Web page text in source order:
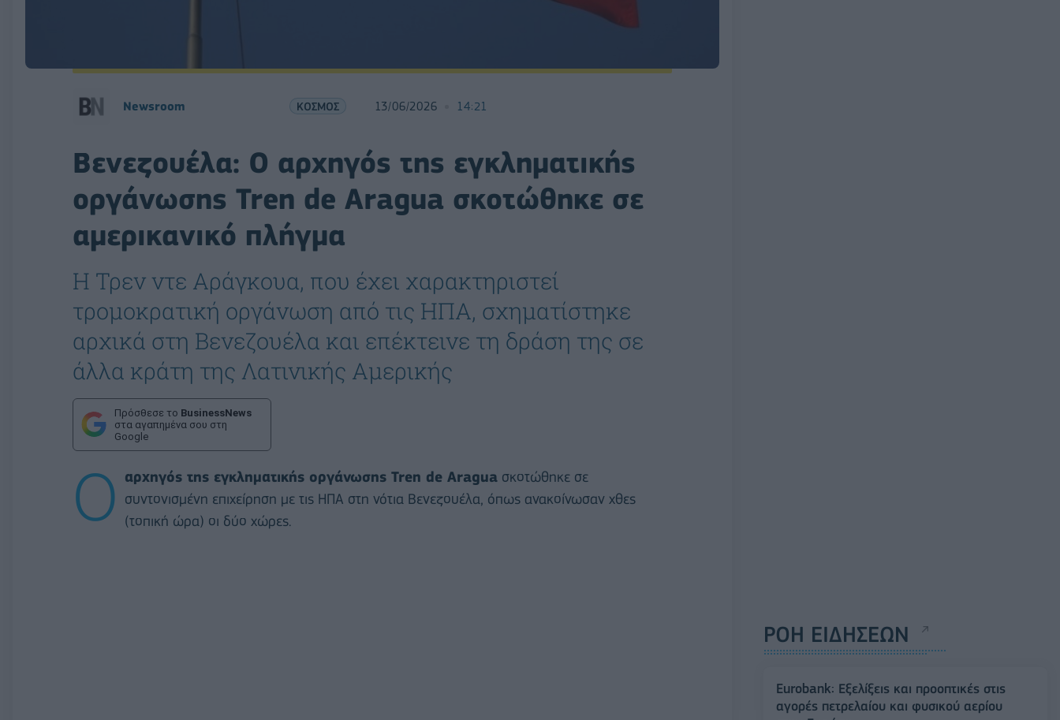
Νewsroom ΚΟΣΜΟΣ 13/06/2026 14:21
Βενεζουέλα: Ο αρχηγός της εγκληματικής
οργάνωσης Tren de Aragua σκοτώθηκε σε
αμερικανικό πλήγμα
Η Τρεν ντε Αράγκουα, που έχει χαρακτηριστεί
τρομοκρατική οργάνωση από τις ΗΠΑ, σχηματίστηκε
αρχικά στη Βενεζουέλα και επέκτεινε τη δράση της σε
άλλα κράτη της Λατινικής Αμερικής
Πρόσθεσε το BusinessNews
στα αγαπημένα σου στη
Google
Ο αρχηγός της εγκληματικής οργάνωσης Tren de Aragua σκοτώθηκε σε
συντονισμένη επιχείρηση με τις ΗΠΑ στη νότια Βενεζουέλα, όπως ανακοίνωσαν χθες
(τοπική ώρα) οι δύο χώρες.
ΡΟΗ ΕΙΔΗΣΕΩΝ
Eurobank: Εξελίξεις και προοπτικές στις
αγορές πετρελαίου και φυσικού αερίου